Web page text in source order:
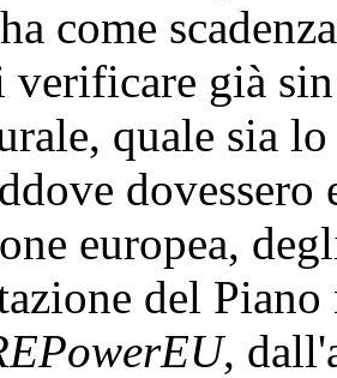
come
verificare già
quale sia
dovessero
europea,
del
,